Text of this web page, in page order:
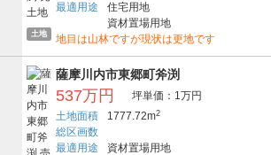
土地
最適用途
住宅用地
資材置場用地
地目は山林ですが現状は更地です
薩摩川内市東郷町斧渕
537万円
坪単価：1万円
土地面積
1777.72m2
総区画数
最適用途
資材置場用地